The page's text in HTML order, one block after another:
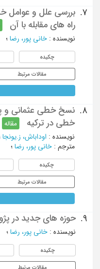
7.
بررسی علل و عوامل
راه های مقابله با آن
نویسنده : خانی پور، رضا ؛
چکیده
مقالات مرتبط
8.
نسخ خطی عثمانی و
خطی در ترکیه
مقاله
نویسنده : اوداباش، ز.یونجا
مترجم : خانی پور، رضا ؛
چکیده
مقالات مرتبط
9. حوزه های جدید در
نویسنده : خانی پور، رضا ؛
چکیده
مقالات مرتبط